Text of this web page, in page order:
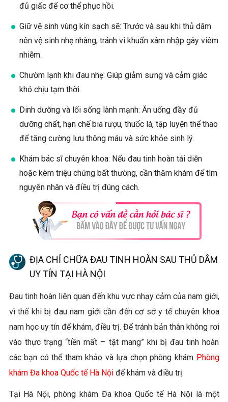
đủ giấc để cơ thể phục hồi.
Giữ vệ sinh vùng kín sạch sẽ: Trước và sau khi thủ dâm
nên vệ sinh nhẹ nhàng, tránh vi khuẩn xâm nhập gây viêm
nhiễm.
Chườm lạnh khi đau nhẹ: Giúp giảm sưng và cảm giác
khó chịu tạm thời.
Dinh dưỡng và lối sống lành mạnh: Ăn uống đầy đủ
dưỡng chất, hạn chế bia rượu, thuốc lá, tập luyện thể thao
để tăng cường lưu thông máu và sức khỏe sinh lý.
Khám bác sĩ chuyên khoa: Nếu đau tinh hoàn tái diễn
hoặc kèm triệu chứng bất thường, cần thăm khám để tìm
nguyên nhân và điều trị đúng cách.
ĐỊA CHỈ CHỮA ĐAU TINH HOÀN SAU THỦ DÂM
UY TÍN TẠI HÀ NỘI
Đau tinh hoàn liên quan đến khu vực nhạy cảm của nam giới,
vì thế khi bị đau nam giới cần đến cơ sở y tế chuyên khoa
nam học uy tín để khám, điều trị. Để tránh bản thân không rơi
vào thực trạng “tiền mất – tật mang” khi bị đau tinh hoàn
các bạn có thể tham khảo và lựa chọn phòng khám Phòng
khám Đa khoa Quốc tế Hà Nộiđể khám và điều trị.
Tại Hà Nội, phòng khám Đa khoa Quốc tế Hà Nội là một